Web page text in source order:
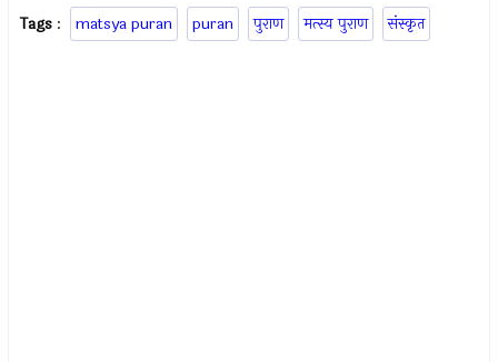
Tags : matsya puran puran पुराण मत्स्य पुराण संस्कृत